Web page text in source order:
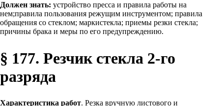
Должен знать: устройство пресса и правила работы на
нем;правила пользования режущим инструментом; правила
обращения со стеклом; маркистекла; приемы резки стекла;
причины брака и меры по его предупреждению.
§ 177. Резчик стекла 2-го
разряда
Характеристика работ. Резка вручную листового и